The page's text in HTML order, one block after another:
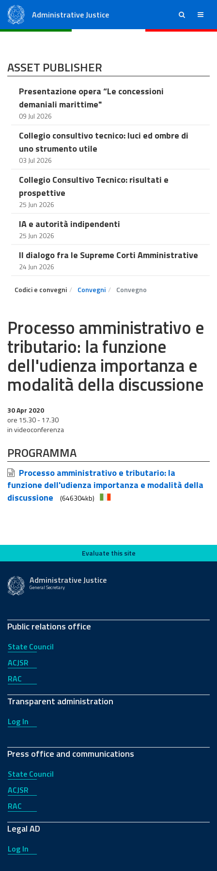
Administrative Justice ricerca menu
ASSET PUBLISHER
Presentazione opera “Le concessioni
demaniali marittime"
09 Jul 2026
Collegio consultivo tecnico: luci ed ombre di
uno strumento utile
03 Jul 2026
Collegio Consultivo Tecnico: risultati e
prospettive
25 Jun 2026
IA e autorità indipendenti
25 Jun 2026
Il dialogo fra le Supreme Corti Amministrative
24 Jun 2026
Codici e convegni Convegni Convegno
Processo amministrativo e
tributario: la funzione
dell'udienza importanza e
modalità della discussione
30 Apr 2020
ore 15.30 - 17.30
in videoconferenza
PROGRAMMA
Processo amministrativo e tributario: la
funzione dell'udienza importanza e modalità della
discussione
(646304kb)
Evaluate this siteEvaluate this site
Administrative Justice
General Secretary
Public relations office
State Council
ACJSR
RAC
Transparent administration
Log In
Press office and communications
State Council
ACJSR
RAC
Legal AD
Log In